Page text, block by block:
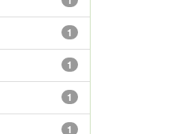
1
1
1
1